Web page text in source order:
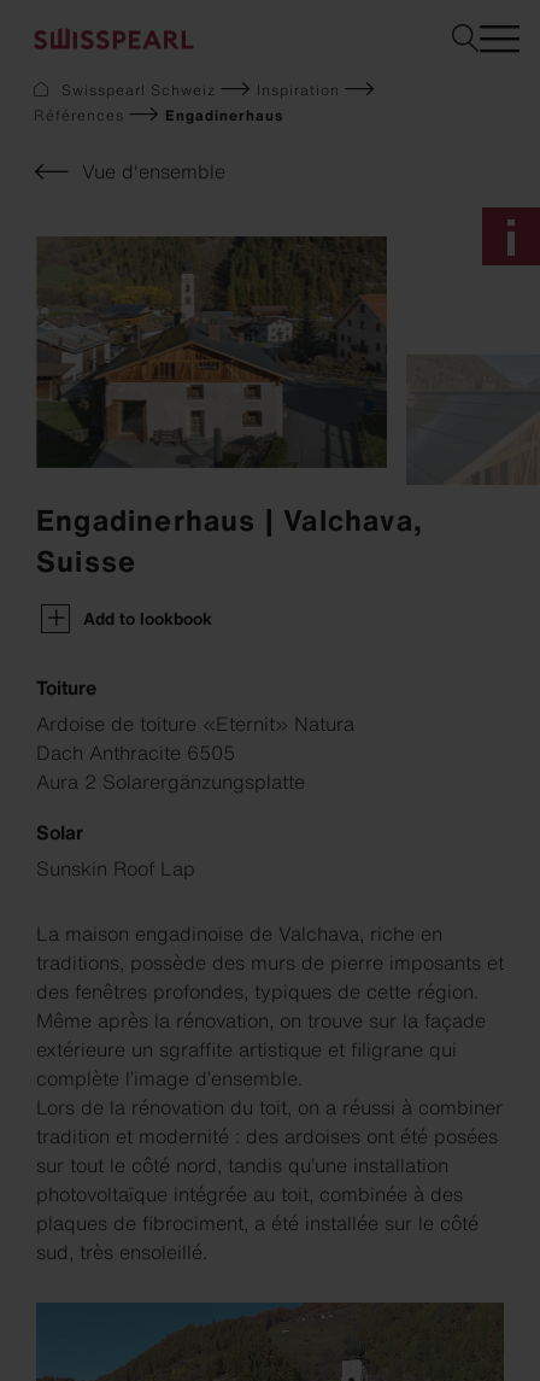
Service
Entreprise
Inspiration
Demandez un échantillon
Durabilité
Façade
Solaire
Jardin
Téléchargements
Swisspearl Schweiz
Inspiration
Références
Engadinerhaus
Vue d'ensemble
Engadinerhaus | Valchava,
Suisse
Add to lookbook
Toiture
Ardoise de toiture «Eternit» Natura
Dach Anthracite 6505
Aura 2 Solarergänzungsplatte
Solar
Sunskin Roof Lap
La maison engadinoise de Valchava, riche en
traditions, possède des murs de pierre imposants et
des fenêtres profondes, typiques de cette région.
Même après la rénovation, on trouve sur la façade
extérieure un sgraffite artistique et filigrane qui
complète l’image d’ensemble.
Lors de la rénovation du toit, on a réussi à combiner
tradition et modernité : des ardoises ont été posées
sur tout le côté nord, tandis qu’une installation
photovoltaïque intégrée au toit, combinée à des
plaques de fibrociment, a été installée sur le côté
sud, très ensoleillé.